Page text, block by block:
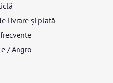
livrare și plată
/ Angro